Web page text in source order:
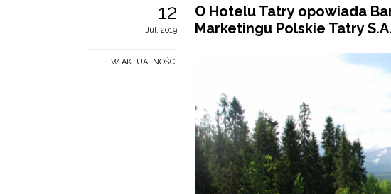
12
Jul, 2019
W AKTUALNOŚCI
O Hotelu Tatry opowiada
Marketingu Polskie Tatry S.A.